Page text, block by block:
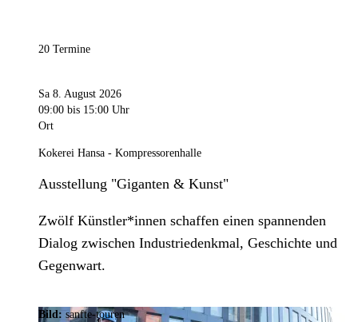
20 Termine
Sa 8. August 2026
09:00 bis 15:00 Uhr
Ort
Kokerei Hansa - Kompressorenhalle
Ausstellung "Giganten & Kunst"
Zwölf Künstler*innen schaffen einen spannenden
Dialog zwischen Industriedenkmal, Geschichte und
Gegenwart.
Bild: sanfte-touren